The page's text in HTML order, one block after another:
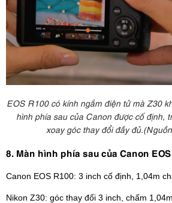
EOS R100 có kính ngắm điện tử mà Z30
hình phía sau của Canon được cố định,
xoay góc thay đổi đầy
8. Màn hình phía sau của Canon
Canon EOS R100: 3 inch cố định, 1,04m
Nikon Z30: góc thay đổi 3 inch, chấm 1,04m